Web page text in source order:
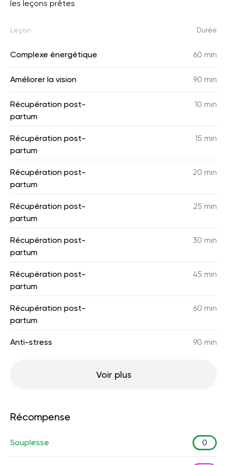
les leçons prêtes
Leçon Durée
Complexe énergétique 60 min
Améliorer la vision 90 min
Récupération post-
partum
10 min
Récupération post-
partum
15 min
Récupération post-
partum
20 min
Récupération post-
partum
25 min
Récupération post-
partum
30 min
Récupération post-
partum
45 min
Récupération post-
partum
60 min
Anti-stress 90 min
Voir plus
Récompense
Souplesse 0